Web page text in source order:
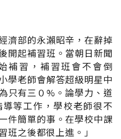
濟部的永瀨昭辛，在辭掉
開起補習班。當朝日新聞
補習，補習班會不會倒
學老師會解答超級明星中
只有三０%。論學力、道
等工作，學校老師很不
件簡單的事。在學校中課
班之後都很上進。」